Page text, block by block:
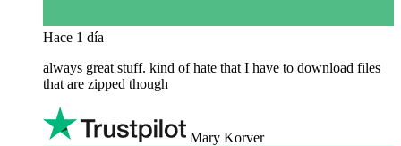
Hace 1 día
always great stuff. kind of hate that I have to download files
that are zipped though
Mary Korver